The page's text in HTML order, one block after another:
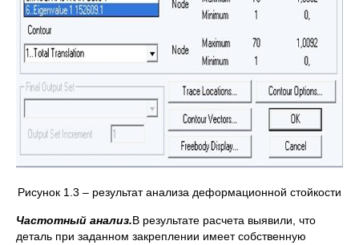
Рисунок 1.3 – результат анализа деформационной стойкости
Частотный анализ.В результате расчета выявили, что
деталь при заданном закреплении имеет собственную